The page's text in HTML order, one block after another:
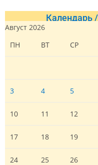
Календарь
Август 2026
ПН
ВТ СР
3 4 5
10 11 12
17 18 19
24 25 26